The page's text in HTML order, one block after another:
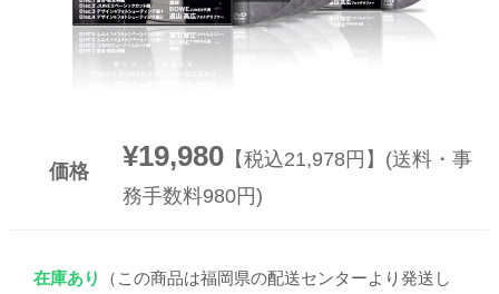
価格 ¥19,980【税込21,978円】(送料・事
務手数料980円)
在庫あり
（この商品は福岡県の配送センターより発送し